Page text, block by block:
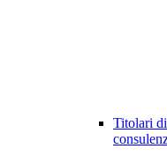
Titolari